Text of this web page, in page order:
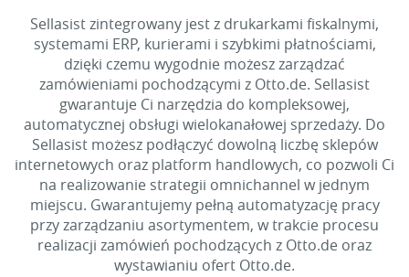
Sellasist zintegrowany jest z drukarkami fiskalnymi,
systemami ERP, kurierami i szybkimi płatnościami,
dzięki czemu wygodnie możesz zarządzać
zamówieniami pochodzącymi z Otto.de. Sellasist
gwarantuje Ci narzędzia do kompleksowej,
automatycznej obsługi wielokanałowej sprzedaży. Do
Sellasist możesz podłączyć dowolną liczbę sklepów
internetowych oraz platform handlowych, co pozwoli Ci
na realizowanie strategii omnichannel w jednym
miejscu. Gwarantujemy pełną automatyzację pracy
przy zarządzaniu asortymentem, w trakcie procesu
realizacji zamówień pochodzących z Otto.de oraz
wystawianiu ofert Otto.de.